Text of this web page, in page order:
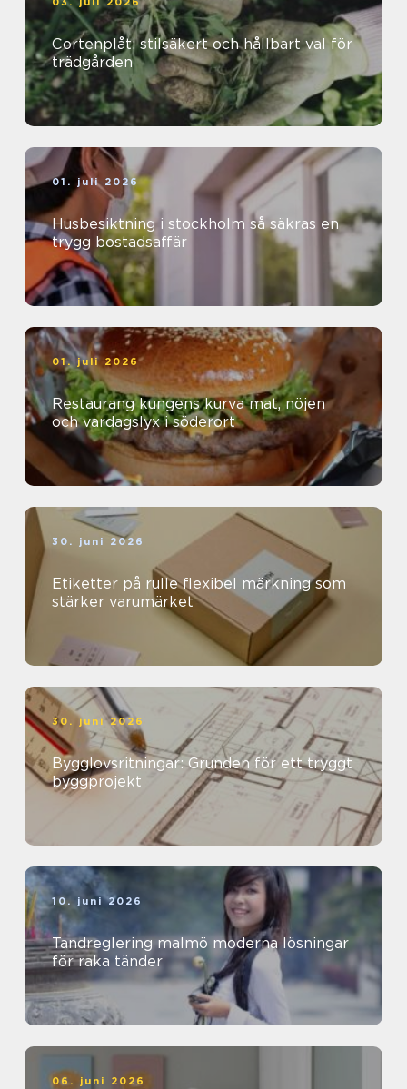
Cortenplåt: stilsäkert och hållbart val för
trädgården
01. juli 2026
Husbesiktning i stockholm så säkras en
trygg bostadsaffär
01. juli 2026
Restaurang kungens kurva mat, nöjen
och vardagslyx i söderort
30. juni 2026
Etiketter på rulle flexibel märkning som
stärker varumärket
30. juni 2026
Bygglovsritningar: Grunden för ett tryggt
byggprojekt
10. juni 2026
Tandreglering malmö moderna lösningar
för raka tänder
06. juni 2026